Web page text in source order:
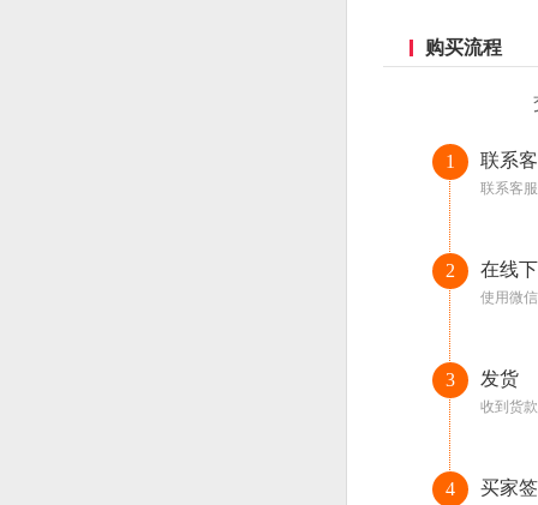
购买流程
1 联系
联系客
2 在线
使用微
3 发货
收到货
4 买家